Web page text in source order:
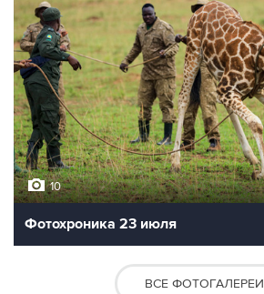
10
Фотохроника 23 июля
ВСЕ ФОТОГАЛЕРЕИ